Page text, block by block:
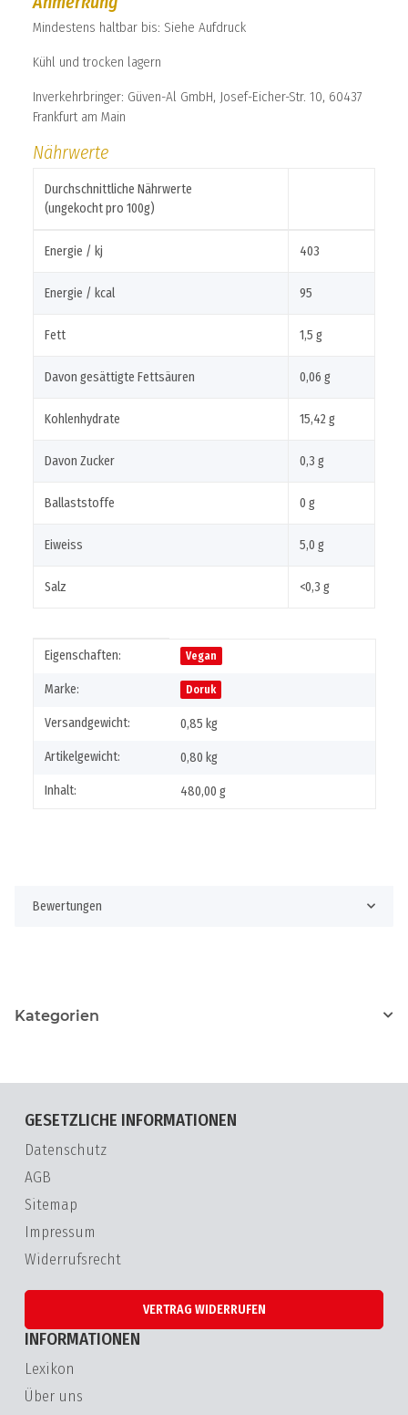
Mindestens haltbar bis: Siehe Aufdruck
Kühl und trocken lagern
Inverkehrbringer: Güven-Al GmbH, Josef-Eicher-Str. 10, 60437
Frankfurt am Main
Nährwerte
Durchschnittliche Nährwerte
(ungekocht pro 100g)
Energie / kj 403
Energie / kcal 95
Fett 1,5 g
Davon gesättigte Fettsäuren 0,06 g
Kohlenhydrate 15,42 g
Davon Zucker 0,3 g
Ballaststoffe 0 g
Eiweiss 5,0 g
Salz <0,3 g
Produkteigenschaft
Wert
Eigenschaften: Vegan
Marke: Doruk
Versandgewicht: 0,85 kg
Artikelgewicht: 0,80 kg
Inhalt: 480,00 g
Bewertungen
Kategorien
GESETZLICHE INFORMATIONEN
Datenschutz
AGB
Sitemap
Impressum
Widerrufsrecht
VERTRAG WIDERRUFEN
INFORMATIONEN
Lexikon
Über uns